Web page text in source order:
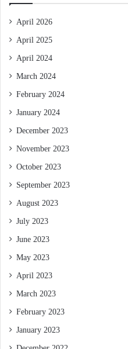
April 2026
April 2025
April 2024
March 2024
February 2024
January 2024
December 2023
November 2023
October 2023
September 2023
August 2023
July 2023
June 2023
May 2023
April 2023
March 2023
February 2023
January 2023